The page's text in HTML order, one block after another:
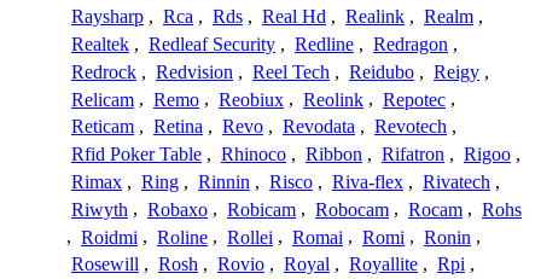
Raysharp , Rca , Rds , Real Hd , Realink , Realm ,
Realtek , Redleaf Security , Redline , Redragon ,
Redrock , Redvision , Reel Tech , Reidubo , Reigy ,
Relicam , Remo , Reobiux , Reolink , Repotec ,
Reticam , Retina , Revo , Revodata , Revotech ,
Rfid Poker Table , Rhinoco , Ribbon , Rifatron , Rigoo ,
Rimax , Ring , Rinnin , Risco , Riva-flex , Rivatech ,
Riwyth , Robaxo , Robicam , Robocam , Rocam , Rohs
, Roidmi , Roline , Rollei , Romai , Romi , Ronin ,
Rosewill , Rosh , Rovio , Royal , Royallite , Rpi ,